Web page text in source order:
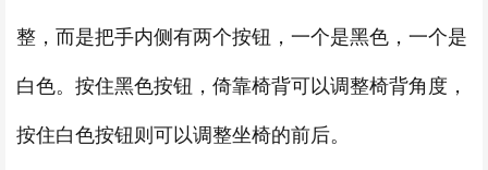
整，而是把手内侧有两个按钮，一个是黑色，一个是
白色。按住黑色按钮，倚靠椅背可以调整椅背角度，
按住白色按钮则可以调整坐椅的前后。